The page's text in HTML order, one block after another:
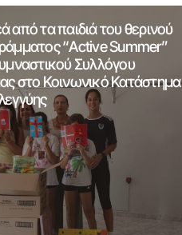
από τα παιδιά του θερινού
“Active Summer”
Συλλόγου
στο Κοινωνικό Κατάστημα